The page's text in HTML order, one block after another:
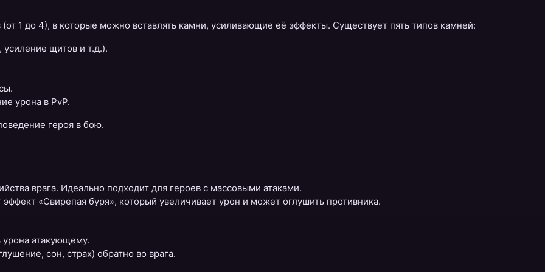
1 до 4), в которые можно вставлять камни, усиливающие её эффекты. Существует пять типов камней:
щитов и т.д.).
урона в PvP.
героя в бою.
врага. Идеально подходит для героев с массовыми атаками.
«Свирепая буря», который увеличивает урон и может оглушить противника.
атакующему.
сон, страх) обратно во врага.